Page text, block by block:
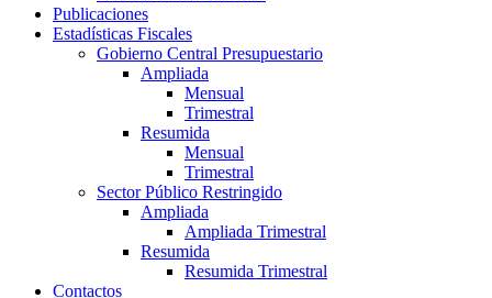
Publicaciones
Estadísticas Fiscales
Gobierno Central Presupuestario
Ampliada
Mensual
Trimestral
Resumida
Mensual
Trimestral
Sector Público Restringido
Ampliada
Ampliada Trimestral
Resumida
Resumida Trimestral
Contactos